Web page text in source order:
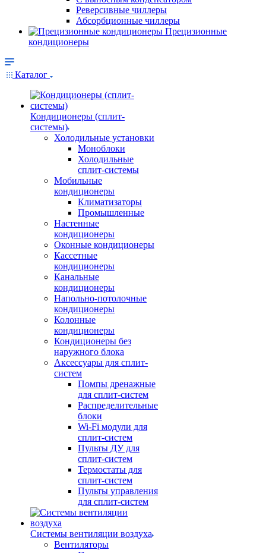
Реверсивные чиллеры
Абсорбционные чиллеры
Прецизионные
кондиционеры
Каталог
Кондиционеры (сплит-
системы)
Холодильные установки
Моноблоки
Холодильные
сплит-системы
Мобильные
кондиционеры
Климатизаторы
Промышленные
Настенные
кондиционеры
Оконные кондиционеры
Кассетные
кондиционеры
Канальные
кондиционеры
Напольно-потолочные
кондиционеры
Колонные
кондиционеры
Кондиционеры без
наружного блока
Аксессуары для сплит-
систем
Помпы дренажные
для сплит-систем
Распределительные
блоки
Wi-Fi модули для
сплит-систем
Пульты ДУ для
сплит-систем
Термостаты для
сплит-систем
Пульты управления
для сплит-систем
Системы вентиляции воздуха
Вентиляторы